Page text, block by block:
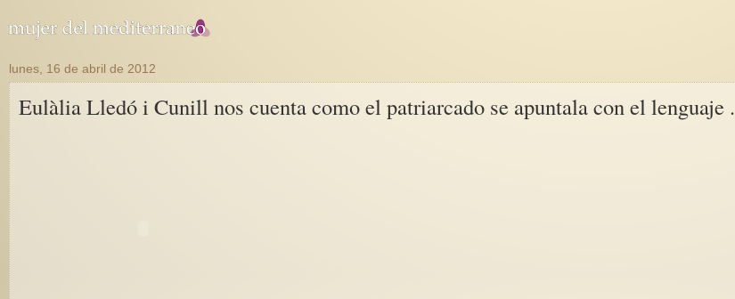
lunes, 16 de abril de 2012
Eulàlia Lledó i Cunill nos cuenta como el patriarcado se apuntala con el lenguaje .